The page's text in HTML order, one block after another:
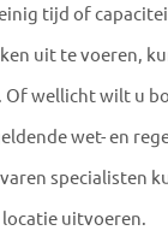
tijd of
uit te voeren,
Of wellicht wilt u
wet- en
specialisten
uitvoeren.